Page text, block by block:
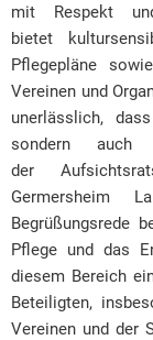
mit Respekt
bietet
Pflegepläne
Vereinen und
unerlässlich,
sondern auch
der
Germersheim
Begrüßungsrede
Pflege und das
diesem Bereich
Beteiligten,
Vereinen und der